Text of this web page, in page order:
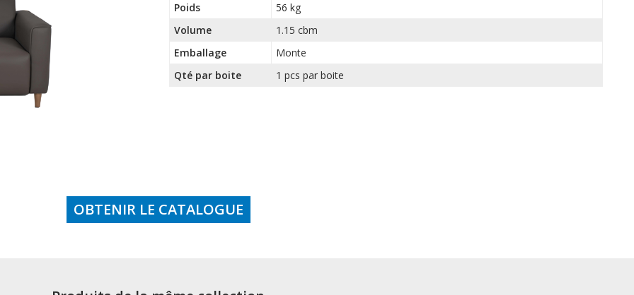
Poids
56 kg
Volume
1.15 cbm
Emballage
Monte
Qté par boite
1 pcs par boite
OBTENIR LE CATALOGUE